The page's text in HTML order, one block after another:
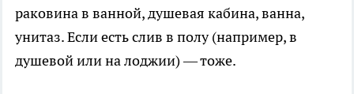
раковина в ванной, душевая кабина, ванна,
унитаз. Если есть слив в полу (например, в
душевой или на лоджии) — тоже.